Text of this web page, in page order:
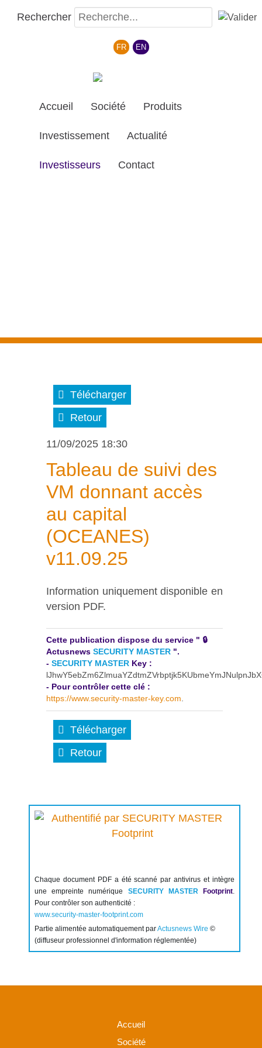
Rechercher
Sélectionnez votre langue
FR EN
Accueil Société Produits
Investissement Actualité
Investisseurs Contact
Télécharger
Retour
11/09/2025 18:30
Tableau de suivi des
VM donnant accès
au capital
(OCEANES)
v11.09.25
Information uniquement disponible en
version PDF.
Cette publication dispose du service " 🔒
Actusnews SECURITY MASTER ".
- SECURITY MASTER Key :
- Pour contrôler cette clé :
https://www.security-master-key.com
Télécharger
Retour
Chaque document PDF a été scanné par antivirus et intègre
une empreinte numérique SECURITY MASTER Footprint
Pour contrôler son authenticité :
www.security-master-footprint.com
Partie alimentée automatiquement parActusnews Wire ©
(diffuseur professionnel d'information réglementée)
Accueil
Société